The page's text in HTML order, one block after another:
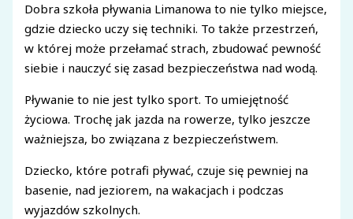
Dobra szkoła pływania Limanowa to nie tylko miejsce,
gdzie dziecko uczy się techniki. To także przestrzeń,
w której może przełamać strach, zbudować pewność
siebie i nauczyć się zasad bezpieczeństwa nad wodą.
Pływanie to nie jest tylko sport. To umiejętność
życiowa. Trochę jak jazda na rowerze, tylko jeszcze
ważniejsza, bo związana z bezpieczeństwem.
Dziecko, które potrafi pływać, czuje się pewniej na
basenie, nad jeziorem, na wakacjach i podczas
wyjazdów szkolnych.